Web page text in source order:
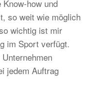
how und
so weit wie möglich
wichtig ist mir
im Sport verfügt.
jedem Auftrag